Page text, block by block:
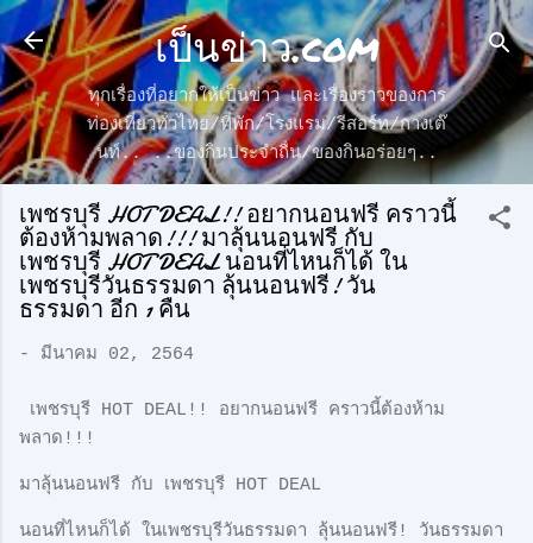
ข้ามไปที่เนื้อหาหลัก
เป็นข่าว.com
ทุกเรื่องที่อยากให้เป็นข่าว และเรื่องราวของการ
ท่องเที่ยวทั่วไทย/ที่พัก/โรงแรม/รีสอร์ท/กางเต๊
นท์.. ..ของกินประจำถื่น/ของกินอร่อยๆ..
เพชรบุรี HOT DEAL!! อยากนอนฟรี คราวนี้
ต้องห้ามพลาด!!! มาลุ้นนอนฟรี กับ
เพชรบุรี HOT DEAL นอนที่ไหนก็ได้ ใน
เพชรบุรีวันธรรมดา ลุ้นนอนฟรี! วัน
ธรรมดา อีก 1 คืน
- มีนาคม 02, 2564
เพชรบุรี HOT DEAL!! อยากนอนฟรี คราวนี้ต้องห้าม
พลาด!!!
มาลุ้นนอนฟรี กับ เพชรบุรี HOT DEAL
นอนที่ไหนก็ได้ ในเพชรบุรีวันธรรมดา ลุ้นนอนฟรี! วันธรรมดา